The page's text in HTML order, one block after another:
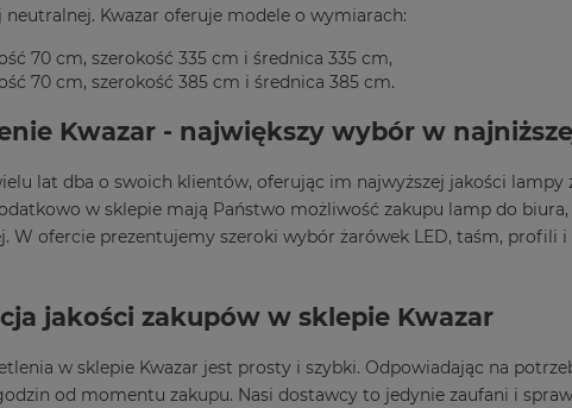
neutralnej. Kwazar oferuje modele o wymiarach:
70 cm, szerokość 335 cm i średnica 335 cm,
70 cm, szerokość 385 cm i średnica 385 cm.
Kwazar - największy wybór w
lat dba o swoich klientów, oferując im najwyższej jakości
w sklepie mają Państwo możliwość zakupu lamp do
W ofercie prezentujemy szeroki wybór żarówek LED, taśm, profili
jakości zakupów w sklepie Kwazar
w sklepie Kwazar jest prosty i szybki. Odpowiadając na
od momentu zakupu. Nasi dostawcy to jedynie zaufani i